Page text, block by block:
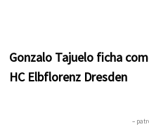
Gonzalo Tajuelo ficha
HC Elbflorenz Dresden
–